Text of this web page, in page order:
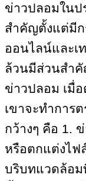
ข่าวปลอมในป
สำคัญตั้งแต่มีก
ออนไลน์และเ
ล้วนมีส่วนสำคั
ข่าวปลอม เมื่
เขาจะทำการ
กว้างๆ คือ 1.
หรือตกแต่งไฟ
บริบทแวดล้อม